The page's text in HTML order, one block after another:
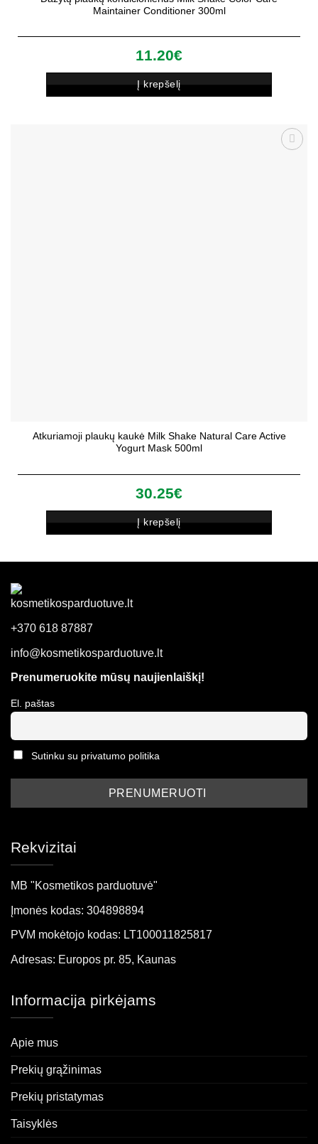
Maintainer Conditioner 300ml
11.20€
Į krepšelį
Atkuriamoji plaukų kaukė Milk Shake Natural Care Active
Yogurt Mask 500ml
30.25€
Į krepšelį
+370 618 87887
info@kosmetikosparduotuve.lt
Prenumeruokite mūsų naujienlaiškį!
El. paštas
Sutinku su privatumo politika
Rekvizitai
MB "Kosmetikos parduotuvė"
Įmonės kodas: 304898894
PVM mokėtojo kodas: LT100011825817
Adresas: Europos pr. 85, Kaunas
Informacija pirkėjams
Apie mus
Prekių grąžinimas
Prekių pristatymas
Taisyklės